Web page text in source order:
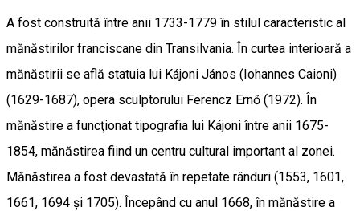
A fost construită între anii 1733-1779 în stilul caracteristic al
mănăstirilor franciscane din Transilvania. În curtea interioară a
mănăstirii se află statuia lui Kájoni János (Iohannes Caioni)
(1629-1687), opera sculptorului Ferencz Ernő (1972). În
mănăstire a funcţionat tipografia lui Kájoni între anii 1675-
1854, mănăstirea fiind un centru cultural important al zonei.
Mănăstirea a fost devastată în repetate rânduri (1553, 1601,
1661, 1694 şi 1705). Începând cu anul 1668, în mănăstire a